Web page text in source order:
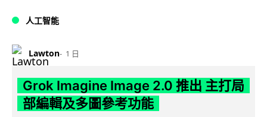
人工智能
Lawton 1 日
Grok Imagine Image 2.0 推出 主打局
部編輯及多圖參考功能